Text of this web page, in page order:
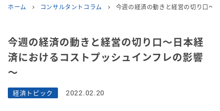
ホーム chevron_right コンサルタントコラム chevron_right 今週の経済の動きと経営の切り口～
今週の経済の動きと経営の切り口～日本経
済におけるコストプッシュインフレの影響
～
経済トピック 2022.02.20